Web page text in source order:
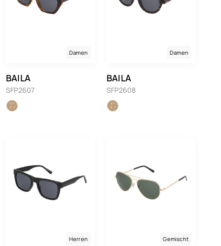
Damen
BAILA
SFP2607
Damen
BAILA
SFP2608
Herren Gemischt